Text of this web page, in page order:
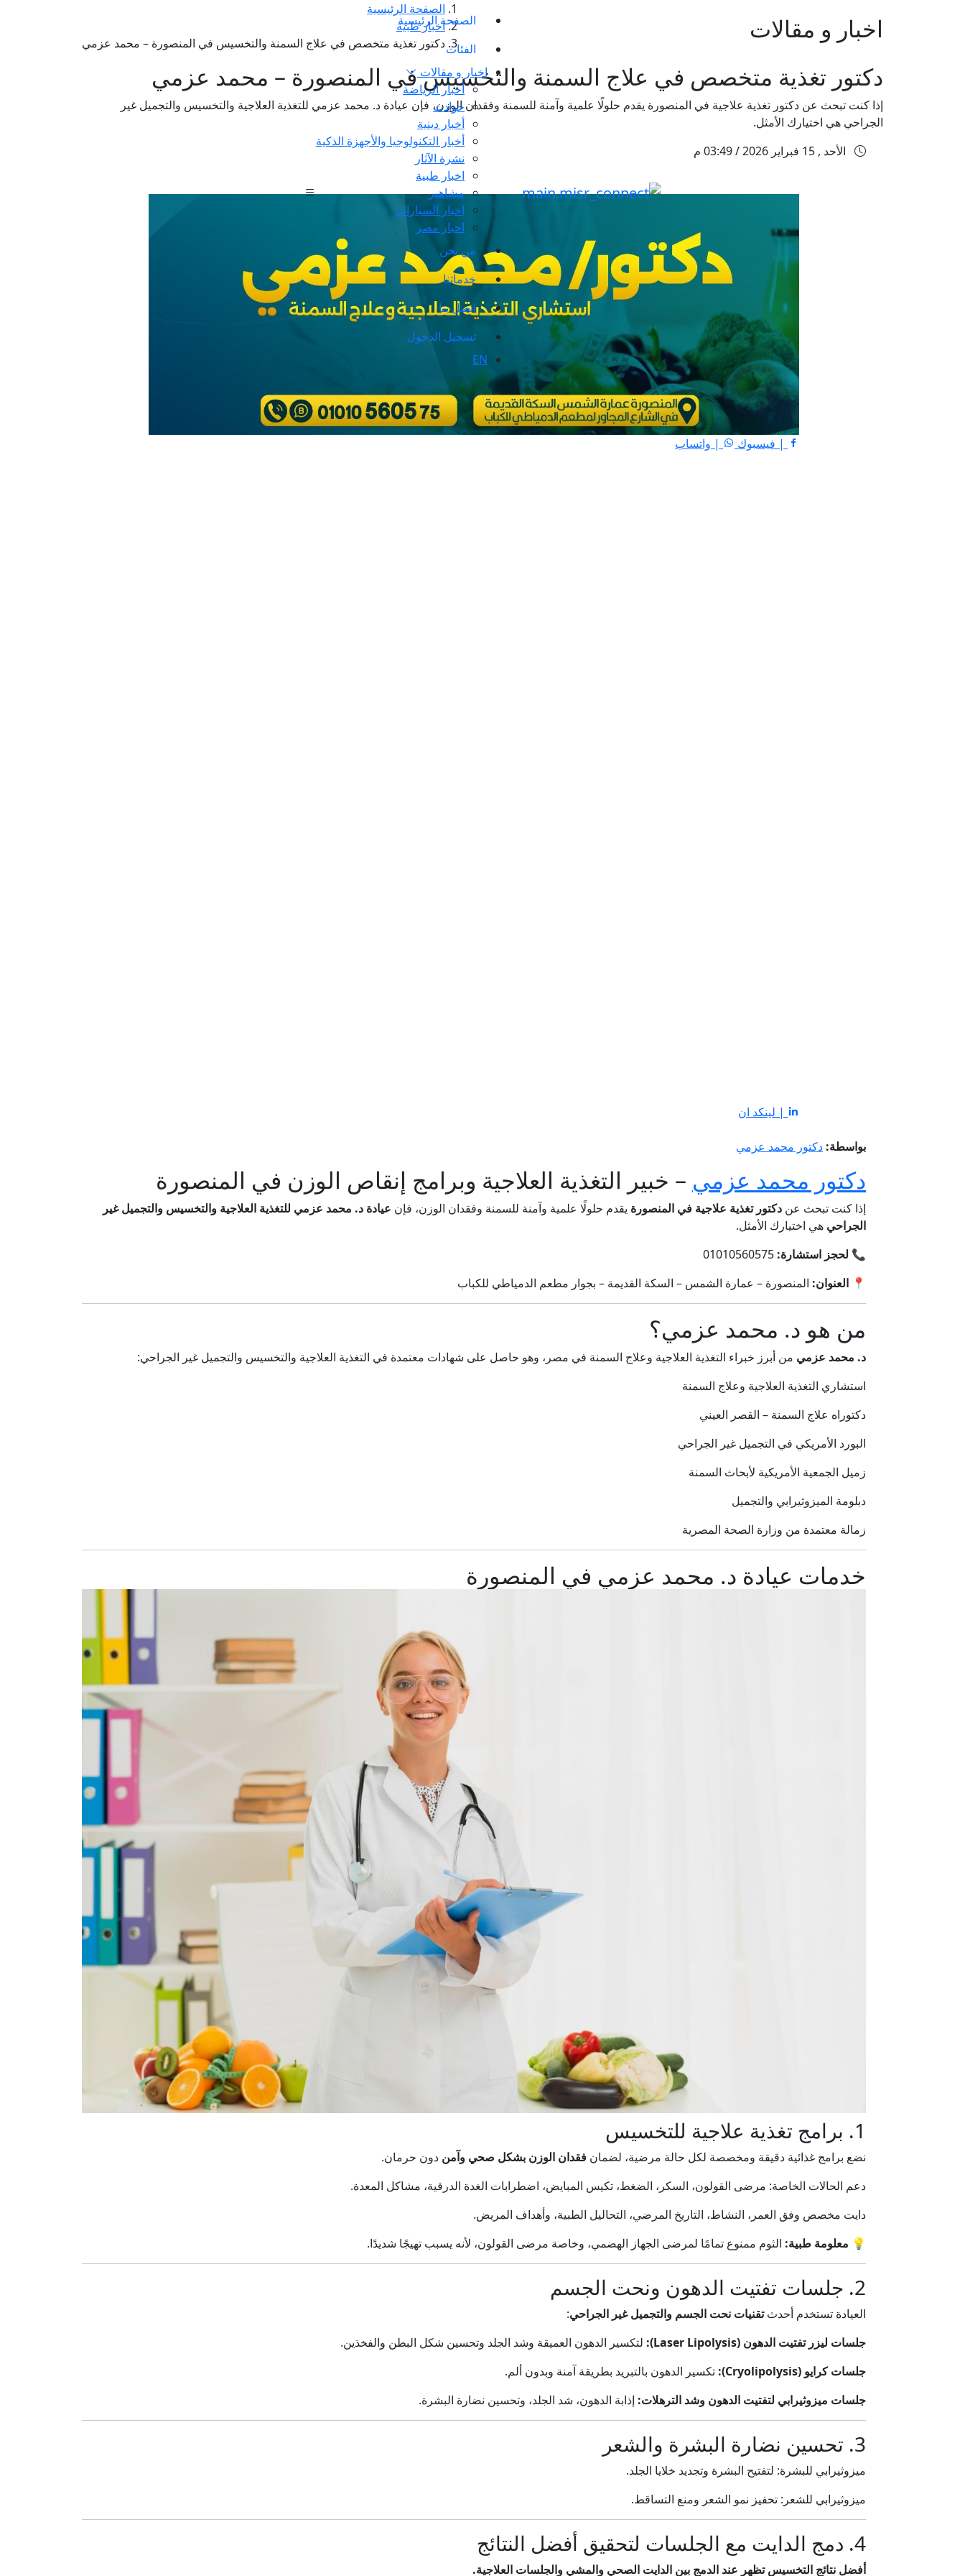
الصفحة الرئيسية
الفئات
اخبار و مقالات
أخبار الرياضة
حوادث
أخبار دينية
أخبار التكنولوجيا والأجهزة الذكية
نشرة الآثار
اخبار طبية
مشاهير
اخبار السيارات
اخبار مصر
من نحن
خدماتنا
اتصل بنا
تسجيل الدخول
EN
اخبار و مقالات
الصفحة الرئيسية
اخبار طبية
دكتور تغذية متخصص في علاج السمنة والتخسيس في المنصورة – محمد عزمي
دكتور تغذية متخصص في علاج السمنة والتخسيس في المنصورة – محمد عزمي
إذا كنت تبحث عن دكتور تغذية علاجية في المنصورة يقدم حلولًا علمية وآمنة للسمنة وفقدان الوزن، فإن عيادة د. محمد عزمي للتغذية العلاجية والتخسيس والتجميل غير
الجراحي هي اختيارك الأمثل.
الأحد , 15 فبراير 2026 / 03:49 م
| فيسبوك | واتساب
| لينكد ان
بواسطة: دكتور محمد عزمي
دكتور محمد عزمي – خبير التغذية العلاجية وبرامج إنقاص الوزن في المنصورة
إذا كنت تبحث عن دكتور تغذية علاجية في المنصورة يقدم حلولًا علمية وآمنة للسمنة وفقدان الوزن، فإن عيادة د. محمد عزمي للتغذية العلاجية والتخسيس والتجميل غير
الجراحي هي اختيارك الأمثل.
📞 لحجز استشارة:
📍 العنوان: المنصورة – عمارة الشمس – السكة القديمة – بجوار مطعم الدمياطي للكباب
من هو د. محمد عزمي؟
د. محمد عزمي من أبرز خبراء التغذية العلاجية وعلاج السمنة في مصر، وهو حاصل على شهادات معتمدة في التغذية العلاجية والتخسيس والتجميل غير الجراحي:
استشاري التغذية العلاجية وعلاج السمنة
دكتوراه علاج السمنة – القصر العيني
البورد الأمريكي في التجميل غير الجراحي
زميل الجمعية الأمريكية لأبحاث السمنة
دبلومة الميزوثيرابي والتجميل
زمالة معتمدة من وزارة الصحة المصرية
خدمات عيادة د. محمد عزمي في المنصورة
1. برامج تغذية علاجية للتخسيس
نضع برامج غذائية دقيقة ومخصصة لكل حالة مرضية، لضمان فقدان الوزن بشكل صحي وآمن دون حرمان.
دعم الحالات الخاصة: مرضى القولون، السكر، الضغط، تكيس المبايض، اضطرابات الغدة الدرقية، مشاكل المعدة.
دايت مخصص وفق العمر، النشاط، التاريخ المرضي، التحاليل الطبية، وأهداف المريض.
💡 معلومة طبية: الثوم ممنوع تمامًا لمرضى الجهاز الهضمي، وخاصة مرضى القولون، لأنه يسبب تهيجًا شديدًا.
2. جلسات تفتيت الدهون ونحت الجسم
العيادة تستخدم أحدثتقنيات نحت الجسم والتجميل غير الجراحي:
جلسات ليزر تفتيت الدهون (Laser Lipolysis):
لتكسير الدهون العميقة وشد الجلد وتحسين شكل البطن والفخذين.
جلسات كرايو (Cryolipolysis):
تكسير الدهون بالتبريد بطريقة آمنة وبدون ألم.
جلسات ميزوثيرابي لتفتيت الدهون وشد الترهلات: إذابة الدهون، شد الجلد، وتحسين نضارة البشرة.
3. تحسين نضارة البشرة والشعر
ميزوثيرابي للبشرة: لتفتيح البشرة وتجديد خلايا الجلد.
ميزوثيرابي للشعر: تحفيز نمو الشعر ومنع التساقط.
4. دمج الدايت مع الجلسات لتحقيق أفضل النتائج
أفضل نتائج التخسيس تظهر عند الدمج بين الدايت الصحي والمشي والجلسات العلاجية.